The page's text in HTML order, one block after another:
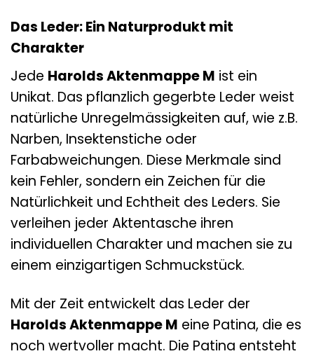
Das Leder: Ein Naturprodukt mit
Charakter
Jede Harolds Aktenmappe M ist ein
Unikat. Das pflanzlich gegerbte Leder weist
natürliche Unregelmässigkeiten auf, wie z.B.
Narben, Insektenstiche oder
Farbabweichungen. Diese Merkmale sind
kein Fehler, sondern ein Zeichen für die
Natürlichkeit und Echtheit des Leders. Sie
verleihen jeder Aktentasche ihren
individuellen Charakter und machen sie zu
einem einzigartigen Schmuckstück.
Mit der Zeit entwickelt das Leder der
Harolds Aktenmappe M eine Patina, die es
noch wertvoller macht. Die Patina entsteht